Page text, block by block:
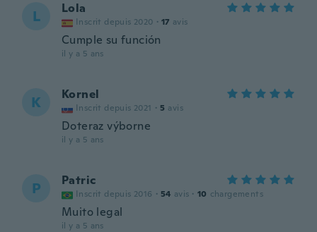
L Lola
Inscrit depuis 2020 · 17 avis
Cumple su función
il y a 5 ans
K Kornel
Inscrit depuis 2021 · 5 avis
Doteraz výborne
il y a 5 ans
P Patric
Inscrit depuis 2016 · 54 avis · 10 chargements
Muito legal
il y a 5 ans